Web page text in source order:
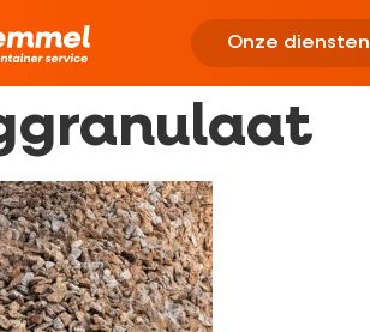
Onze diensten